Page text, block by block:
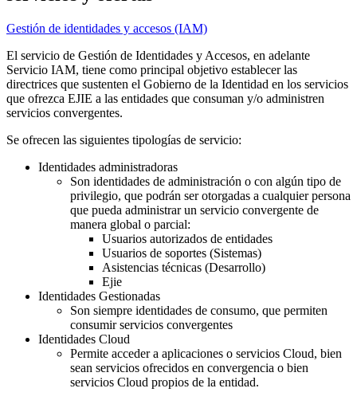
Gestión de identidades y accesos (IAM)
El servicio de Gestión de Identidades y Accesos, en adelante
Servicio IAM, tiene como principal objetivo establecer las
directrices que sustenten el Gobierno de la Identidad en los servicios
que ofrezca EJIE a las entidades que consuman y/o administren
servicios convergentes.
Se ofrecen las siguientes tipologías de servicio:
Identidades administradoras
Son identidades de administración o con algún tipo de
privilegio, que podrán ser otorgadas a cualquier persona
que pueda administrar un servicio convergente de
manera global o parcial:
Usuarios autorizados de entidades
Usuarios de soportes (Sistemas)
Asistencias técnicas (Desarrollo)
Ejie
Identidades Gestionadas
Son siempre identidades de consumo, que permiten
consumir servicios convergentes
Identidades Cloud
Permite acceder a aplicaciones o servicios Cloud, bien
sean servicios ofrecidos en convergencia o bien
servicios Cloud propios de la entidad.